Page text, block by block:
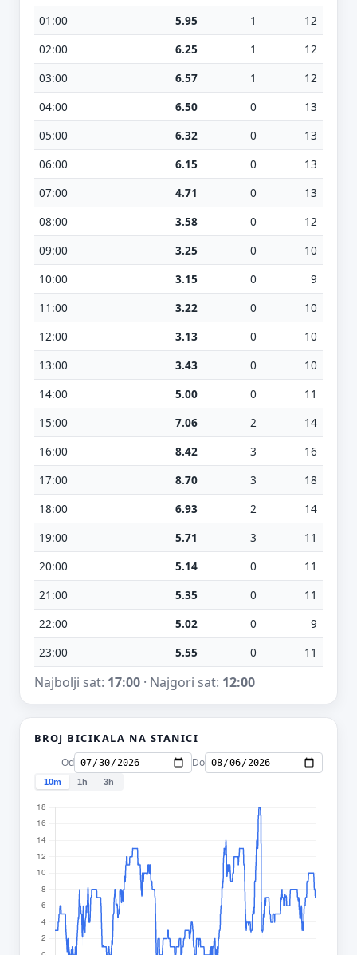
01:00
5.95 1
12
02:00
6.25 1
12
03:00
6.57 1
12
04:00
6.50 0
13
05:00
6.32 0
13
06:00
6.15 0
13
07:00
4.71 0
13
08:00
3.58 0
12
09:00
3.25 0
10
10:00
3.15 0
9
11:00
3.22 0
10
12:00
3.13 0
10
13:00
3.43 0
10
14:00
5.00 0
11
15:00
7.06 2
14
16:00
8.42 3
16
17:00
8.70 3
18
18:00
6.93 2
14
19:00
5.71 3
11
20:00
5.14 0
11
21:00
5.35 0
11
22:00
5.02 0
9
23:00
5.55 0 11
Najbolji sat: 17:00· Najgori sat: 12:00
BROJ BICIKALA NA STANICI
Od Do
10m 1h 3h